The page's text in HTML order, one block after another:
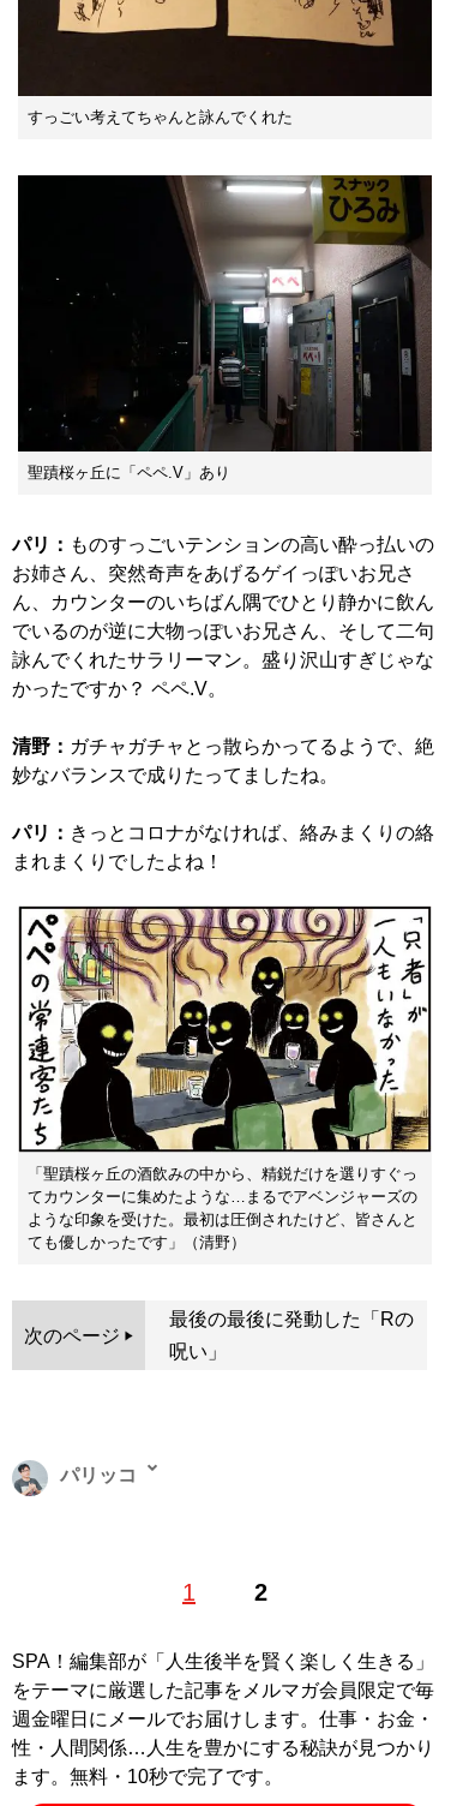
すっごい考えてちゃんと詠んでくれた
聖蹟桜ヶ丘に「ペペ.V」あり
パリ： ものすっごいテンションの高い酔っ払いの
お姉さん、突然奇声をあげるゲイっぽいお兄さ
ん、カウンターのいちばん隅でひとり静かに飲ん
でいるのが逆に大物っぽいお兄さん、そして二句
詠んでくれたサラリーマン。盛り沢山すぎじゃな
かったですか？ ペペ.V。
清野： ガチャガチャとっ散らかってるようで、絶
妙なバランスで成りたってましたね。
パリ： きっとコロナがなければ、絡みまくりの絡
まれまくりでしたよね！
「聖蹟桜ヶ丘の酒飲みの中から、精鋭だけを選りすぐっ
てカウンターに集めたような…まるでアベンジャーズの
ような印象を受けた。最初は圧倒されたけど、皆さんと
ても優しかったです」（清野）
次のページ
最後の最後に発動した「Rの
呪い」
1 2
パリッコ
『つつまし酒』『天国酒場』など。ライター・スズキナ
ッター）：@paricco
『 赤羽以外の「色んな
街」を歩いてみた』
「日刊SPA!」で大反響を
SPA！編集部が「人生後半を賢く楽しく生きる」
をテーマに厳選した記事をメルマガ会員限定で毎
週金曜日にメールでお届けします。仕事・お金・
性・人間関係…人生を豊かにする秘訣が見つかり
ます。無料・10秒で完了です。